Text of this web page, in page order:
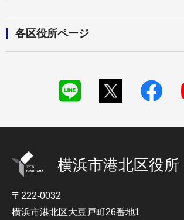
各区役所ページ
横浜市港北区役所
〒222-0032
横浜市港北区大豆戸町26番地1